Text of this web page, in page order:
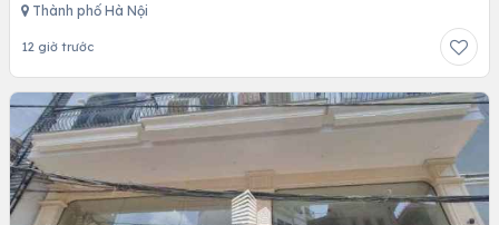
Thành phố Hà Nội
12 giờ trước